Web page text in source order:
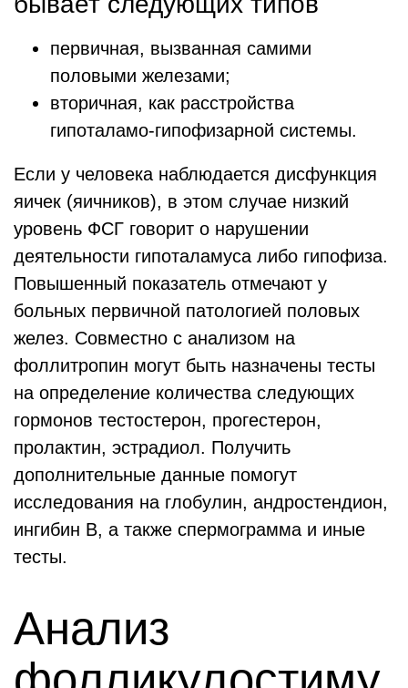
первичная, вызванная самими
половыми железами;
вторичная, как расстройства
гипоталамо-гипофизарной системы.
Если у человека наблюдается дисфункция
яичек (яичников), в этом случае низкий
уровень ФСГ говорит о нарушении
деятельности гипоталамуса либо гипофиза.
Повышенный показатель отмечают у
больных первичной патологией половых
желез. Совместно с анализом на
фоллитропин могут быть назначены тесты
на определение количества следующих
гормонов тестостерон, прогестерон,
пролактин, эстрадиол. Получить
дополнительные данные помогут
исследования на глобулин, андростендион,
ингибин B, а также спермограмма и иные
тесты.
Анализ